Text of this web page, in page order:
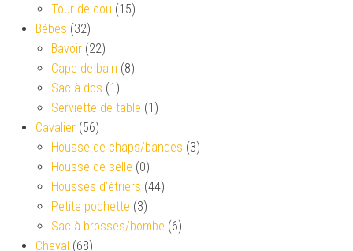
Tour de cou (15)
Bébés (32)
Bavoir (22)
Cape de bain (8)
Sac à dos (1)
Serviette de table (1)
Cavalier (56)
Housse de chaps/bandes (3)
Housse de selle (0)
Housses d’étriers (44)
Petite pochette (3)
Sac à brosses/bombe (6)
Cheval (68)